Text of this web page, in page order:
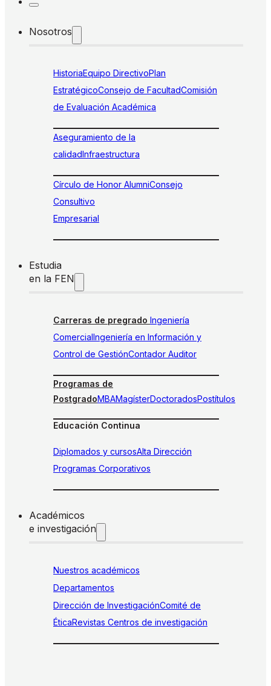
Nosotros
HistoriaEquipo DirectivoPlan
EstratégicoConsejo de FacultadComisión
de Evaluación Académica
Aseguramiento de la
calidadInfraestructura
Círculo de Honor AlumniConsejo
Consultivo
Empresarial
Estudia
en la FEN
Carreras de pregrado Ingeniería
ComercialIngeniería en Información y
Control de GestiónContador Auditor
Programas de
PostgradoMBAMagísterDoctoradosPostítulos
Educación Continua
Diplomados y cursosAlta Dirección
Programas Corporativos
Académicos
e investigación
Nuestros académicos
Departamentos
Dirección de InvestigaciónComité de
ÉticaRevistas Centros de investigación